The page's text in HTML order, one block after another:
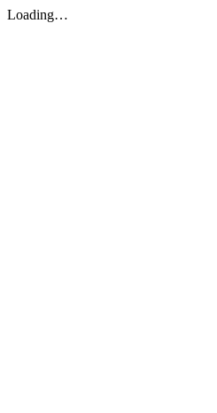
Loading…